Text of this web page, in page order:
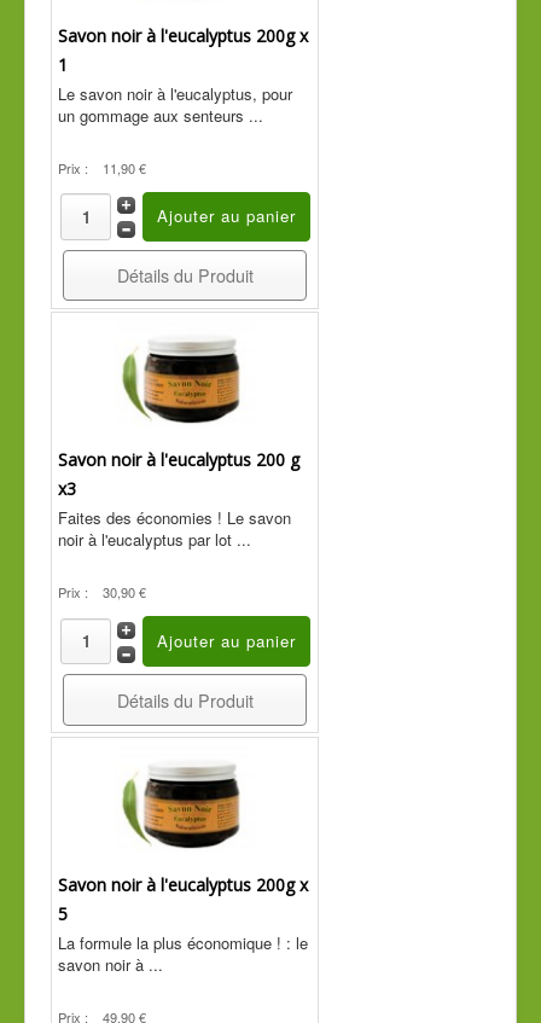
Savon noir à l'eucalyptus 200g x
1
Le savon noir à l'eucalyptus, pour
un gommage aux senteurs ...
Prix : 11,90 €
Détails du Produit
Savon noir à l'eucalyptus 200 g
x3
Faites des économies ! Le savon
noir à l'eucalyptus par lot ...
Prix : 30,90 €
Détails du Produit
Savon noir à l'eucalyptus 200g x
5
La formule la plus économique ! : le
savon noir à ...
Prix : 49,90 €